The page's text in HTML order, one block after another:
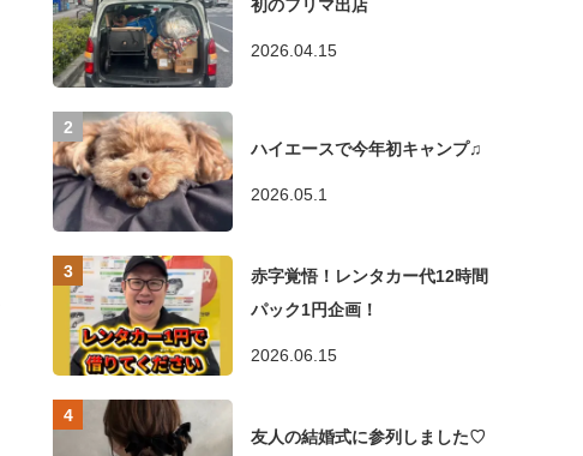
初のフリマ出店
2026.04.15
ハイエースで今年初キャンプ♫
2026.05.1
赤字覚悟！レンタカー代12時間
パック1円企画！
2026.06.15
友人の結婚式に参列しました♡